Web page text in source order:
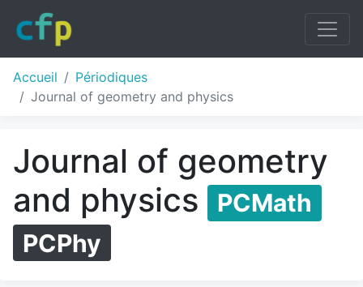
Accueil
Périodiques
Journal of geometry and physics
Journal of geometry
and physics
PCMath
PCPhy